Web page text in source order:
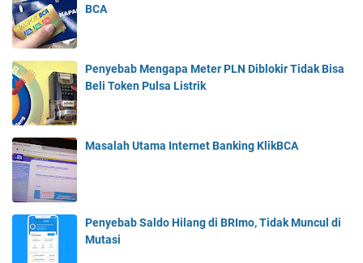
BCA
Penyebab Mengapa Meter PLN Diblokir Tidak Bisa
Beli Token Pulsa Listrik
Masalah Utama Internet Banking KlikBCA
Penyebab Saldo Hilang di BRImo, Tidak Muncul di
Mutasi